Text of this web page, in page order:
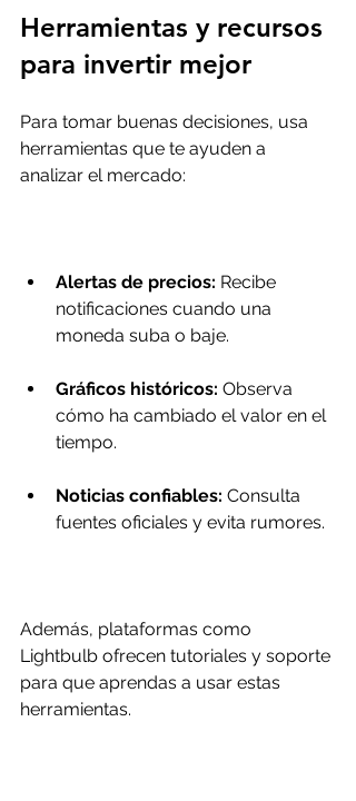
Herramientas y recursos
para invertir mejor
Para tomar buenas decisiones, usa
herramientas que te ayuden a
analizar el mercado:
Alertas de precios: Recibe
notificaciones cuando una
moneda suba o baje.
Gráficos históricos: Observa
cómo ha cambiado el valor en el
tiempo.
Noticias confiables: Consulta
fuentes oficiales y evita rumores.
Además, plataformas como
Lightbulb ofrecen tutoriales y soporte
para que aprendas a usar estas
herramientas.